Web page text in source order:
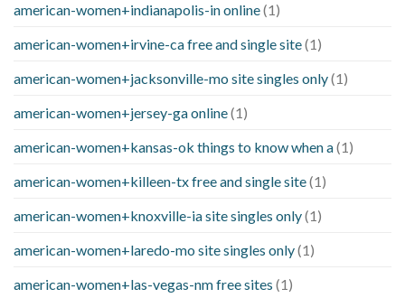
american-women+indianapolis-in online(1)
american-women+irvine-ca free and single site(1)
american-women+jacksonville-mo site singles only(1)
american-women+jersey-ga online(1)
american-women+kansas-ok things to know when a(1)
american-women+killeen-tx free and single site(1)
american-women+knoxville-ia site singles only(1)
american-women+laredo-mo site singles only(1)
american-women+las-vegas-nm free sites (1)